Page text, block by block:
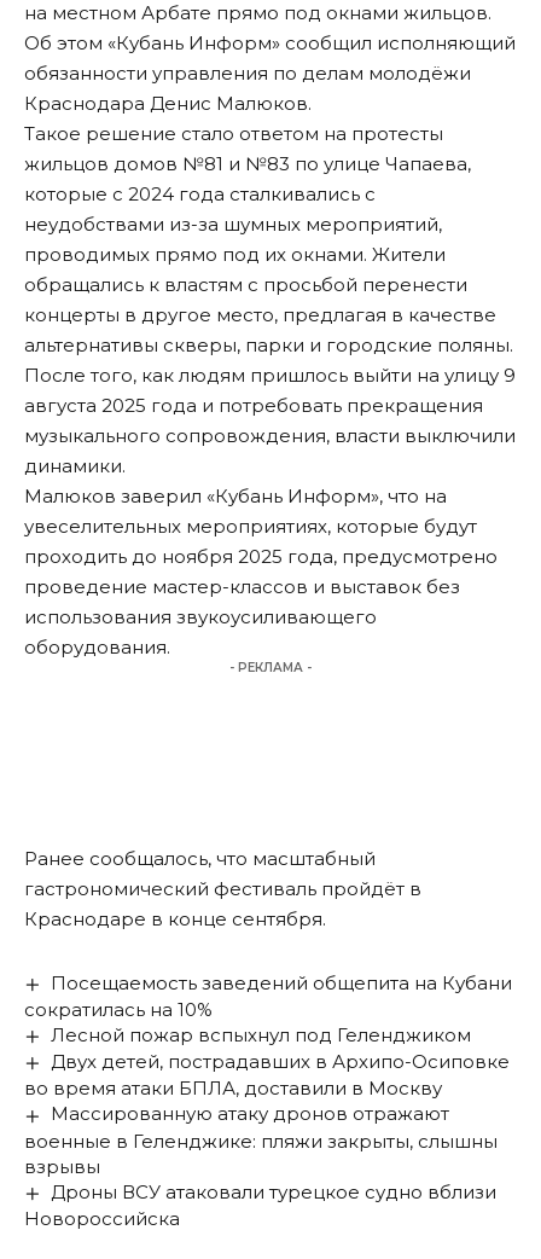
на местном Арбате прямо под окнами жильцов.
Об этом «Кубань Информ» сообщил исполняющий
обязанности управления по делам молодёжи
Краснодара Денис Малюков.
Такое решение стало ответом на протесты
жильцов домов №81 и №83 по улице Чапаева,
которые с 2024 года сталкивались с
неудобствами из-за шумных мероприятий,
проводимых прямо под их окнами. Жители
обращались к властям с просьбой перенести
концерты в другое место, предлагая в качестве
альтернативы скверы, парки и городские поляны.
После того, как людям пришлось выйти на улицу 9
августа 2025 года и потребовать прекращения
музыкального сопровождения, власти выключили
динамики.
Малюков заверил «Кубань Информ», что на
увеселительных мероприятиях, которые будут
проходить до ноября 2025 года, предусмотрено
проведение мастер-классов и выставок без
использования звукоусиливающего
оборудования.
- РЕКЛАМА -
Ранее сообщалось, что масштабный
гастрономический фестиваль пройдёт в
Краснодаре в конце сентября.
Посещаемость заведений общепита на Кубани
сократилась на 10%
Лесной пожар вспыхнул под Геленджиком
Двух детей, пострадавших в Архипо-Осиповке
во время атаки БПЛА, доставили в Москву
Массированную атаку дронов отражают
военные в Геленджике: пляжи закрыты, слышны
взрывы
Дроны ВСУ атаковали турецкое судно вблизи
Новороссийска